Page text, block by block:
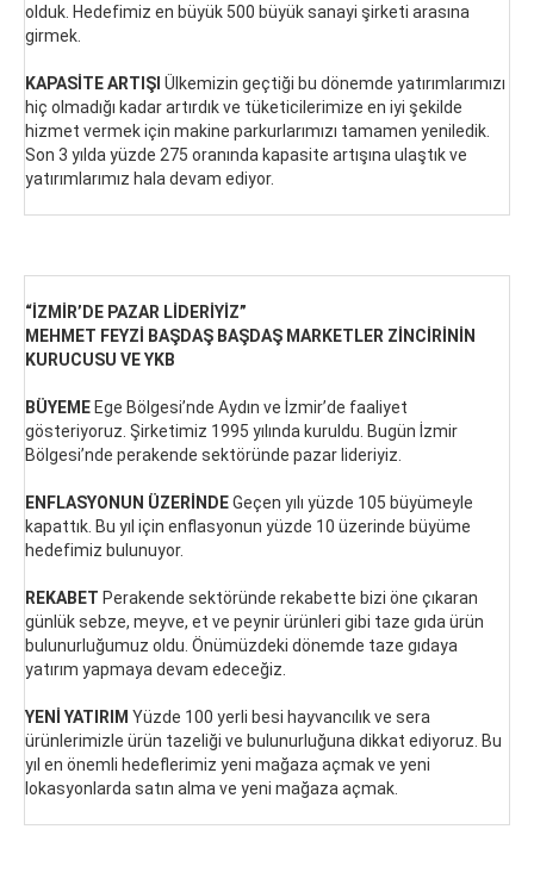
olduk. Hedefimiz en büyük 500 büyük sanayi şirketi arasına
girmek.
KAPASİTE ARTIŞI Ülkemizin geçtiği bu dönemde yatırımlarımızı
hiç olmadığı kadar artırdık ve tüketicilerimize en iyi şekilde
hizmet vermek için makine parkurlarımızı tamamen yeniledik.
Son 3 yılda yüzde 275 oranında kapasite artışına ulaştık ve
yatırımlarımız hala devam ediyor.
“İZMİR’DE PAZAR LİDERİYİZ”
MEHMET FEYZİ BAŞDAŞ BAŞDAŞ MARKETLER ZİNCİRİNİN
KURUCUSU VE YKB
BÜYEME Ege Bölgesi’nde Aydın ve İzmir’de faaliyet
gösteriyoruz. Şirketimiz 1995 yılında kuruldu. Bugün İzmir
Bölgesi’nde perakende sektöründe pazar lideriyiz.
ENFLASYONUN ÜZERİNDEGeçen yılı yüzde 105 büyümeyle
kapattık. Bu yıl için enflasyonun yüzde 10 üzerinde büyüme
hedefimiz bulunuyor.
REKABET Perakende sektöründe rekabette bizi öne çıkaran
günlük sebze, meyve, et ve peynir ürünleri gibi taze gıda ürün
bulunurluğumuz oldu. Önümüzdeki dönemde taze gıdaya
yatırım yapmaya devam edeceğiz.
YENİ YATIRIM Yüzde 100 yerli besi hayvancılık ve sera
ürünlerimizle ürün tazeliği ve bulunurluğuna dikkat ediyoruz. Bu
yıl en önemli hedeflerimiz yeni mağaza açmak ve yeni
lokasyonlarda satın alma ve yeni mağaza açmak.